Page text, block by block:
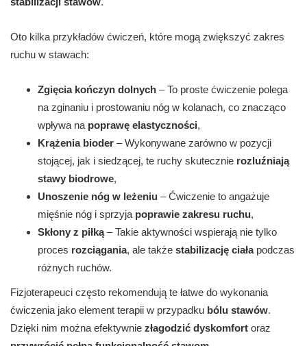
Oto kilka przykładów ćwiczeń, które mogą zwiększyć zakres
ruchu w stawach:
Zgięcia kończyn dolnych – To proste ćwiczenie polega
na zginaniu i prostowaniu nóg w kolanach, co znacząco
wpływa na poprawę elastyczności,
Krążenia bioder – Wykonywane zarówno w pozycji
stojącej, jak i siedzącej, te ruchy skutecznie rozluźniają
stawy biodrowe,
Unoszenie nóg w leżeniu – Ćwiczenie to angażuje
mięśnie nóg i sprzyja poprawie zakresu ruchu,
Skłony z piłką– Takie aktywności wspierają nie tylko
proces rozciągania, ale także stabilizację ciałapodczas
różnych ruchów.
Fizjoterapeuci często rekomendują te łatwe do wykonania
ćwiczenia jako element terapii w przypadku bólu stawów.
Dzięki nim można efektywnie złagodzić dyskomfort oraz